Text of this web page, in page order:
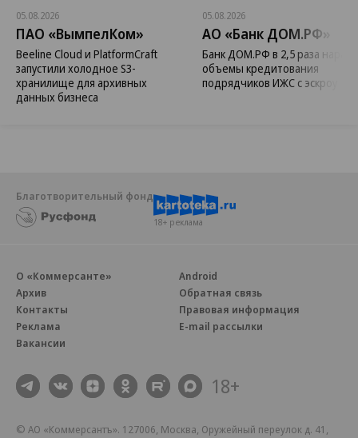
05.08.2026
ПАО «ВымпелКом»
Beeline Cloud и PlatformCraft
запустили холодное S3-
хранилище для архивных
данных бизнеса
05.08.2026
АО «Банк ДОМ.РФ»
Банк ДОМ.РФ в 2,5 раза
объемы кредитования
подрядчиков ИЖС с эскроу
Благотворительный фонд
18+ реклама
О «Коммерсанте»
Архив
Контакты
Реклама
Вакансии
Android
Обратная связь
Правовая информация
E-mail рассылки
18+
© АО «Коммерсантъ». 127006, Москва, Оружейный переулок д. 41,